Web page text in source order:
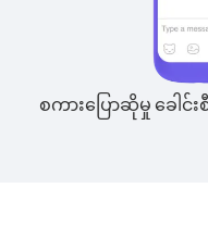
စကားပြောဆိုမှု ခေါင်း